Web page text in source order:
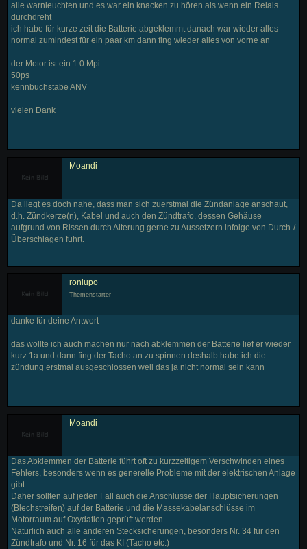
alle warnleuchten und es war ein knacken zu hören als wenn ein Relais
durchdreht
ich habe für kurze zeit die Batterie abgeklemmt danach war wieder alles
normal zumindest für ein paar km dann fing wieder alles von vorne an
der Motor ist ein 1.0 Mpi
50ps
kennbuchstabe ANV
vielen Dank
Moandi
Da liegt es doch nahe, dass man sich zuerstmal die Zündanlage anschaut,
d.h. Zündkerze(n), Kabel und auch den Zündtrafo, dessen Gehäuse
aufgrund von Rissen durch Alterung gerne zu Aussetzern infolge von Durch-/
Überschlägen führt.
ronlupo
Themenstarter
danke für deine Antwort
das wollte ich auch machen nur nach abklemmen der Batterie lief er wieder
kurz 1a und dann fing der Tacho an zu spinnen deshalb habe ich die
zündung erstmal ausgeschlossen weil das ja nicht normal sein kann
Moandi
Das Abklemmen der Batterie führt oft zu kurzzeitigem Verschwinden eines
Fehlers, besonders wenn es generelle Probleme mit der elektrischen Anlage
gibt.
Daher sollten auf jeden Fall auch die Anschlüsse der Hauptsicherungen
(Blechstreifen) auf der Batterie und die Massekabelanschlüsse im
Motorraum auf Oxydation geprüft werden.
Natürlich auch alle anderen Stecksicherungen, besonders Nr. 34 für den
Zündtrafo und Nr. 16 für das KI (Tacho etc.)